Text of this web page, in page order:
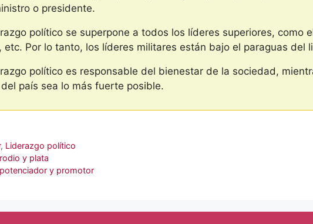
o presidente.
político se superpone a todos los líderes superiores, como
etc. Por lo tanto, los líderes militares están bajo el paraguas del
político es responsable del bienestar de la sociedad,
país sea lo más fuerte posible.
, Liderazgo político
y plata
y promotor